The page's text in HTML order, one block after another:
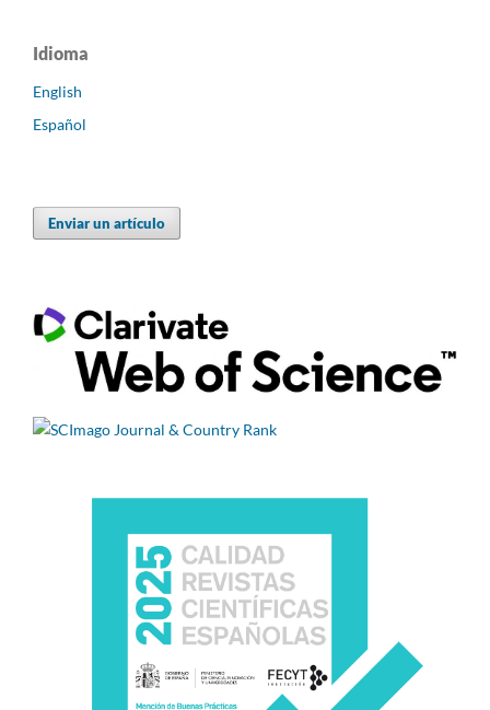
Idioma
English
Español
Enviar un artículo